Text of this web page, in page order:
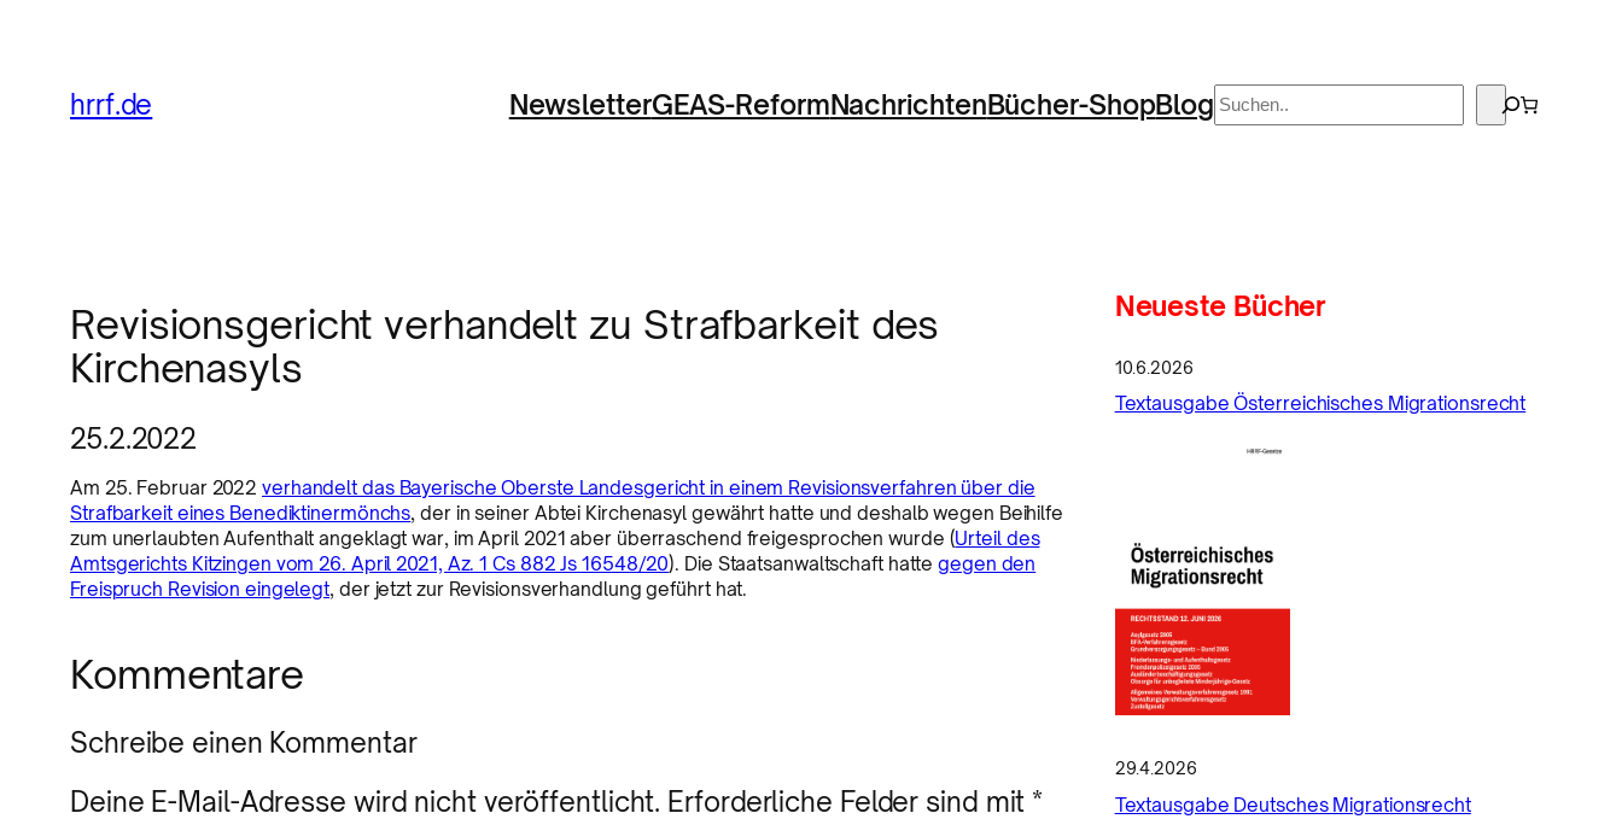
hrrf.de NewsletterGEAS-ReformNachrichtenBücher-ShopBlog Suchen
Revisionsgericht verhandelt zu Strafbarkeit des
Kirchenasyls
25.2.2022
Am 25. Februar 2022 verhandelt das Bayerische Oberste Landesgericht in einem Revisionsverfahren über die
Strafbarkeit eines Benediktinermönchs, der in seiner Abtei Kirchenasyl gewährt hatte und deshalb wegen Beihilfe
zum unerlaubten Aufenthalt angeklagt war, im April 2021 aber überraschend freigesprochen wurde (Urteil des
Amtsgerichts Kitzingen vom 26. April 2021, Az. 1 Cs 882 Js 16548/20). Die Staatsanwaltschaft hattegegen den
Freispruch Revision eingelegt, der jetzt zur Revisionsverhandlung geführt hat.
Kommentare
Schreibe einen Kommentar
Deine E-Mail-Adresse wird nicht veröffentlicht. Erforderliche Felder sind mit *
Neueste Bücher
10.6.2026
Textausgabe Österreichisches Migrationsrecht
29.4.2026
Textausgabe Deutsches Migrationsrecht